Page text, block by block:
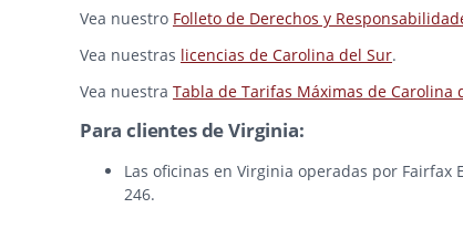
Vea nuestro Folleto de Derechos y
Vea nuestras licencias de Carolina del Sur.
Vea nuestra Tabla de Tarifas Máximas de Carolina
Para clientes de Virginia:
Las oficinas en Virginia operadas por Fairfax
246.